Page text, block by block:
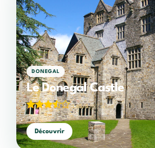
DONEGAL
Le Donegal Castle
3,65/5(153 votes)
Découvrir